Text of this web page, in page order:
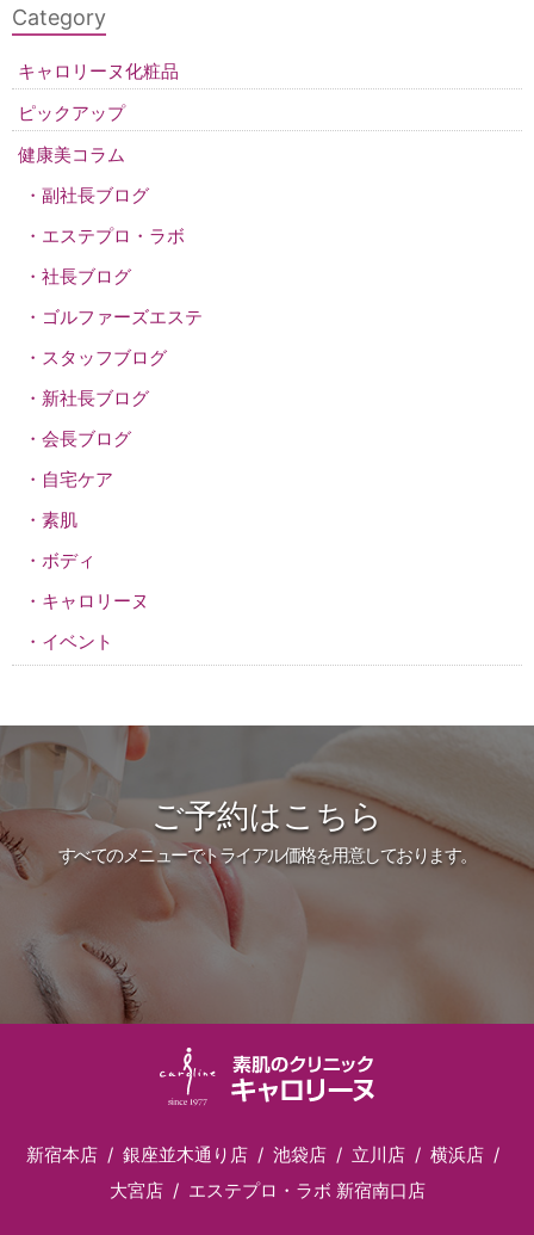
Category
キャロリーヌ化粧品
ピックアップ
健康美コラム
副社長ブログ
エステプロ・ラボ
社長ブログ
ゴルファーズエステ
スタッフブログ
新社長ブログ
会長ブログ
自宅ケア
素肌
ボディ
キャロリーヌ
イベント
ご予約はこちら
すべてのメニューでトライアル価格を用意しております。
新宿本店 銀座並木通り店 池袋店 立川店
横浜店
大宮店
エステプロ・ラボ 新宿南口店